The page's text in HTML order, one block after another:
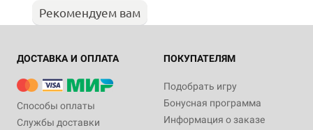
Рекомендуем вам
ДОСТАВКА И ОПЛАТА
Способы оплаты
Службы доставки
ПОКУПАТЕЛЯМ
Подобрать игру
Бонусная программа
Информация о заказе